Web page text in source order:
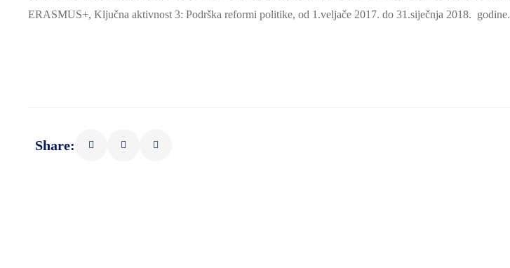
ERASMUS+, Ključna aktivnost 3: Podrška reformi politike, od 1.veljače 2017. do 31.siječnja 2018. godine.
Share: